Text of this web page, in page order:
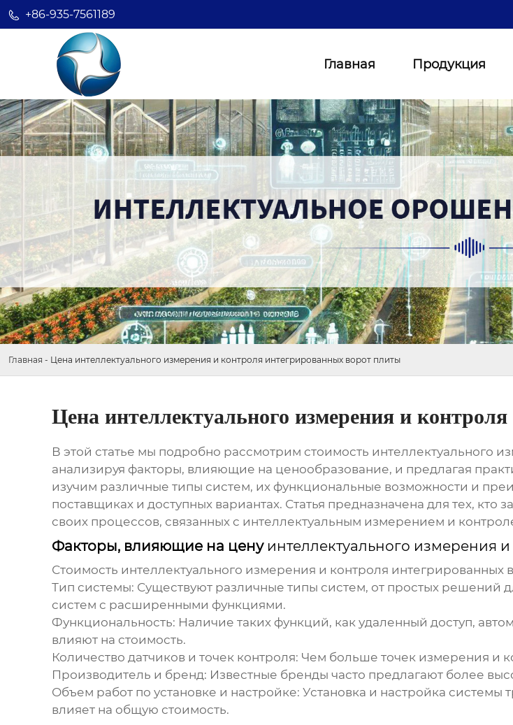
+86-935-7561189
Главная Продукция
Главная - Цена интеллектуального измерения и контроля интегрированных ворот плиты
Цена интеллектуального измерения и
В этой статье мы подробно рассмотрим стоимость интеллектуального
анализируя факторы, влияющие на ценообразование, и предлагая
изучим различные типы систем, их функциональные возможности и
поставщиках и доступных вариантах. Статья предназначена для тех,
своих процессов, связанных с интеллектуальным измерением и
Факторы, влияющие на цену интеллектуального измерения
Стоимость интеллектуального измерения и контроля интегрированных
Тип системы: Существуют различные типы систем, от простых решений
систем с расширенными функциями.
Функциональность: Наличие таких функций, как удаленный доступ,
влияют на стоимость.
Количество датчиков и точек контроля: Чем больше точек измерения и
Производитель и бренд: Известные бренды часто предлагают более
Объем работ по установке и настройке: Установка и настройка
влияет на общую стоимость.